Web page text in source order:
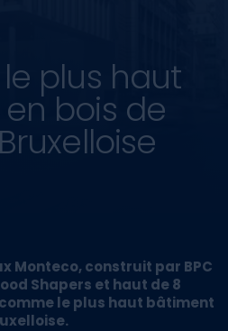
plus haut
bois de
Monteco, construit par BPC
Shapers et haut de 8
le plus haut bâtiment